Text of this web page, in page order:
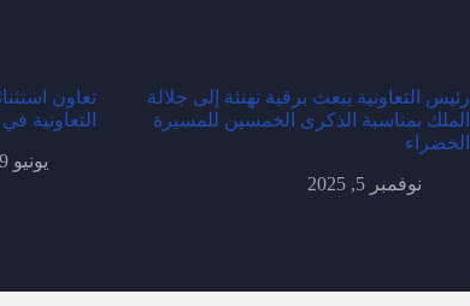
رئيس التعاونية يبعث برقية تهنئة إلى جلالة
الملك بمناسبة الذكرى الخمسين للمسيرة
الخضراء
نوفمبر 5, 2025
تعاون
التعاونية
يونيو 29, 2025